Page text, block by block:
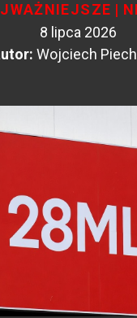
|
8 lipca 2026
Wojciech